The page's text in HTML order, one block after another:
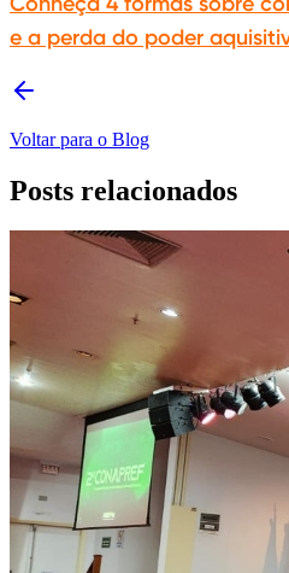
e a perda do poder
Voltar para o Blog
Posts relacionados